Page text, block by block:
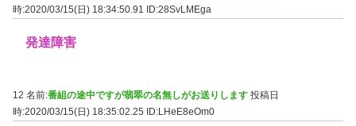
時:2020/03/15(日) 18:34:50.91
ID:28SvLMEga
発達障害
12 名前:番組の途中ですが翡翠の名無しがお送りします 投稿日
時:2020/03/15(日) 18:35:02.25 ID:LHeE8eOm0